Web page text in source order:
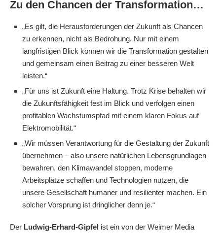
Zu den Chancen der Transformation…
„Es gilt, die Herausforderungen der Zukunft als Chancen
zu erkennen, nicht als Bedrohung. Nur mit einem
langfristigen Blick können wir die Transformation gestalten
und gemeinsam einen Beitrag zu einer besseren Welt
leisten.“
„Für uns ist Zukunft eine Haltung. Trotz Krise behalten wir
die Zukunftsfähigkeit fest im Blick und verfolgen einen
profitablen Wachstumspfad mit einem klaren Fokus auf
Elektromobilität.“
„Wir müssen Verantwortung für die Gestaltung der Zukunft
übernehmen – also unsere natürlichen Lebensgrundlagen
bewahren, den Klimawandel stoppen, moderne
Arbeitsplätze schaffen und Technologien nutzen, die
unsere Gesellschaft humaner und resilienter machen. Ein
solcher Vorsprung ist dringlicher denn je.“
Der Ludwig-Erhard-Gipfel ist ein von der Weimer Media